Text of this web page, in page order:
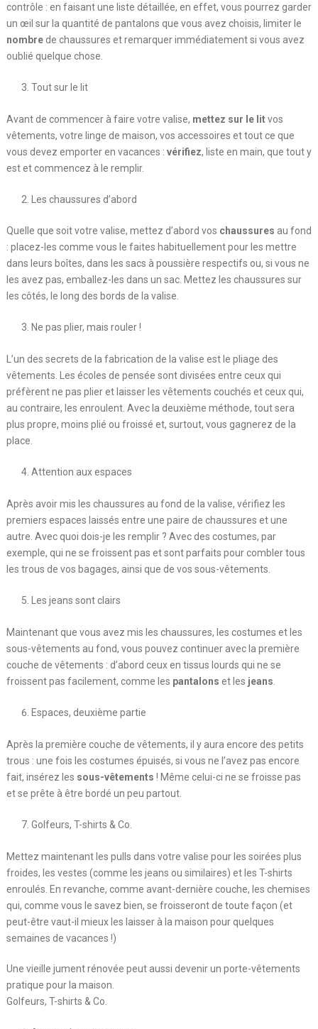
contrôle : en faisant une liste détaillée, en effet, vous pourrez garder
un œil sur la quantité de pantalons que vous avez choisis, limiter le
nombre de chaussures et remarquer immédiatement si vous avez
oublié quelque chose.
Tout sur le lit
Avant de commencer à faire votre valise, mettez sur le litvos
vêtements, votre linge de maison, vos accessoires et tout ce que
vous devez emporter en vacances : vérifiez, liste en main, que tout y
est et commencez à le remplir.
Les chaussures d’abord
Quelle que soit votre valise, mettez d’abord vos chaussures au fond
: placez-les comme vous le faites habituellement pour les mettre
dans leurs boîtes, dans les sacs à poussière respectifs ou, si vous ne
les avez pas, emballez-les dans un sac. Mettez les chaussures sur
les côtés, le long des bords de la valise.
Ne pas plier, mais rouler !
L’un des secrets de la fabrication de la valise est le pliage des
vêtements. Les écoles de pensée sont divisées entre ceux qui
préfèrent ne pas plier et laisser les vêtements couchés et ceux qui,
au contraire, les enroulent. Avec la deuxième méthode, tout sera
plus propre, moins plié ou froissé et, surtout, vous gagnerez de la
place.
Attention aux espaces
Après avoir mis les chaussures au fond de la valise, vérifiez les
premiers espaces laissés entre une paire de chaussures et une
autre. Avec quoi dois-je les remplir ? Avec des costumes, par
exemple, qui ne se froissent pas et sont parfaits pour combler tous
les trous de vos bagages, ainsi que de vos sous-vêtements.
Les jeans sont clairs
Maintenant que vous avez mis les chaussures, les costumes et les
sous-vêtements au fond, vous pouvez continuer avec la première
couche de vêtements : d’abord ceux en tissus lourds qui ne se
froissent pas facilement, comme les pantalons et les jeans.
Espaces, deuxième partie
Après la première couche de vêtements, il y aura encore des petits
trous : une fois les costumes épuisés, si vous ne l’avez pas encore
fait, insérez les sous-vêtements ! Même celui-ci ne se froisse pas
et se prête à être bordé un peu partout.
Golfeurs, T-shirts & Co.
Mettez maintenant les pulls dans votre valise pour les soirées plus
froides, les vestes (comme les jeans ou similaires) et les T-shirts
enroulés. En revanche, comme avant-dernière couche, les chemises
qui, comme vous le savez bien, se froisseront de toute façon (et
peut-être vaut-il mieux les laisser à la maison pour quelques
semaines de vacances !)
Une vieille jument rénovée peut aussi devenir un porte-vêtements
pratique pour la maison.
Golfeurs, T-shirts & Co.